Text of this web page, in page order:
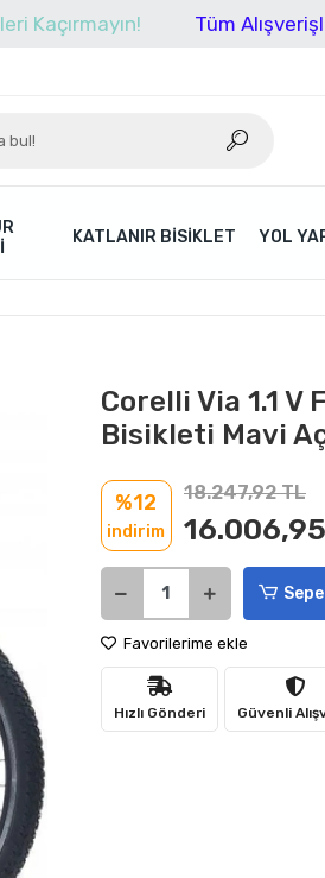
Tüm
KATLANIR BISIKLET YOL
Corelli Via 1.1 V
Bisikleti Mavi
%12
indirim
18.247,92 TL
Favorilerime ekle
Hızlı Gönderi Güvenli